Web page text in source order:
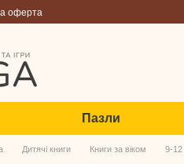
оферта
Пазли
Дитячі книги Книги за віком 9-12